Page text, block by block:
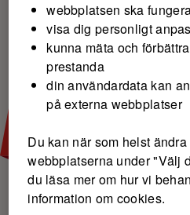
webbplatsen ska
visa dig personligt
kunna mäta och
prestanda
din användardata kan
på externa webbplatser
Du kan när som helst
webbplatserna under "Välj
du läsa mer om hur vi
information om cookies.